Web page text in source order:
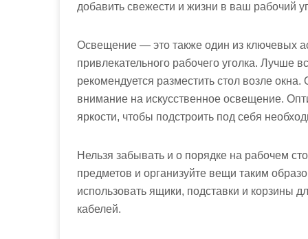
добавить свежести и жизни в ваш рабочий
Освещение — это также один из ключевых
привлекательного рабочего уголка. Лучше
рекомендуется разместить стол возле
внимание на искусственное освещение.
яркости, чтобы подстроить под себя
Нельзя забывать и о порядке на рабочем
предметов и организуйте вещи таким
использовать ящики, подставки и корзины
кабелей.